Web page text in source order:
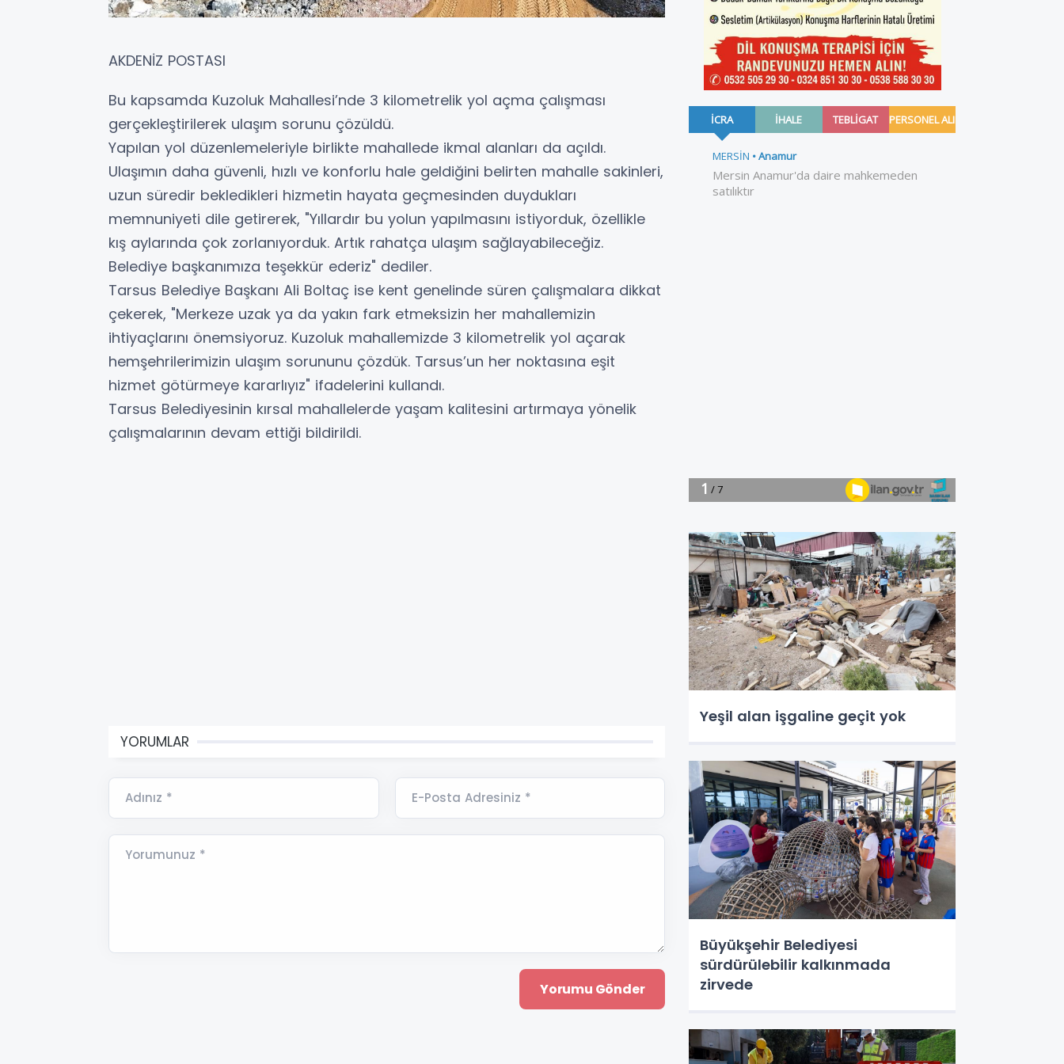
AKDENİZ POSTASI
Bu kapsamda Kuzoluk Mahallesi’nde 3 kilometrelik yol açma çalışması
gerçekleştirilerek ulaşım sorunu çözüldü.
Yapılan yol düzenlemeleriyle birlikte mahallede ikmal alanları da açıldı.
Ulaşımın daha güvenli, hızlı ve konforlu hale geldiğini belirten mahalle sakinleri,
uzun süredir bekledikleri hizmetin hayata geçmesinden duydukları
memnuniyeti dile getirerek, "Yıllardır bu yolun yapılmasını istiyorduk, özellikle
kış aylarında çok zorlanıyorduk. Artık rahatça ulaşım sağlayabileceğiz.
Belediye başkanımıza teşekkür ederiz" dediler.
Tarsus Belediye Başkanı Ali Boltaç ise kent genelinde süren çalışmalara dikkat
çekerek, "Merkeze uzak ya da yakın fark etmeksizin her mahallemizin
ihtiyaçlarını önemsiyoruz. Kuzoluk mahallemizde 3 kilometrelik yol açarak
hemşehrilerimizin ulaşım sorununu çözdük. Tarsus’un her noktasına eşit
hizmet götürmeye kararlıyız" ifadelerini kullandı.
Tarsus Belediyesinin kırsal mahallelerde yaşam kalitesini artırmaya yönelik
çalışmalarının devam ettiği bildirildi.
YORUMLAR
Adınız * E-Posta Adresiniz *
Yorumunuz *
Yeşil alan işgaline geçit yok
Büyükşehir Belediyesi
sürdürülebilir kalkınmada
zirvede